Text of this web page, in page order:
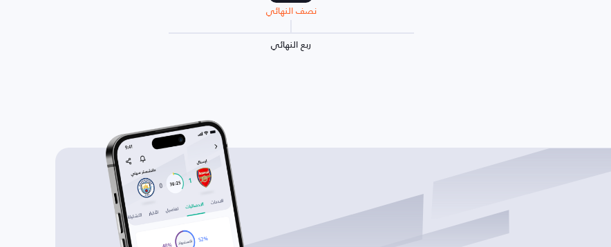
نصف النهائي
ربع النهائي